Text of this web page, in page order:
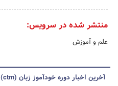
منتشر شده در سرویس:
علم و آموزش
آخرین اخبار دوره خودآموز زبان (ctm)